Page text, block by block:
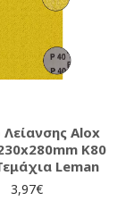
Alox
K80
Leman
3,97€